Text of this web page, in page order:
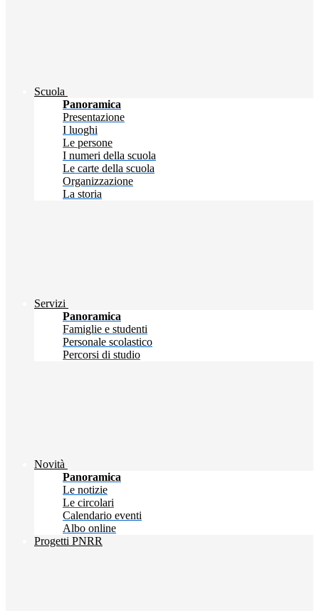
Scuola
Panoramica
Presentazione
I luoghi
Le persone
I numeri della scuola
Le carte della scuola
Organizzazione
La storia
Servizi
Panoramica
Famiglie e studenti
Personale scolastico
Percorsi di studio
Novità
Panoramica
Le notizie
Le circolari
Calendario eventi
Albo online
Progetti PNRR